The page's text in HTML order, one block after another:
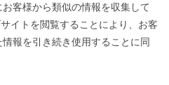
客様から類似の情報を収集して
イトを閲覧することにより、お客
報を引き続き使用することに同